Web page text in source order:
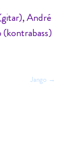
André
(kontrabass)
Jango →